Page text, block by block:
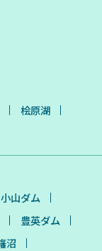
桧原湖
小山ダム
豊英ダム
沼